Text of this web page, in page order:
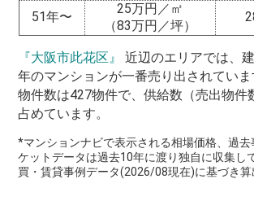
51年〜
25万円／㎡
（83万円／坪）
『大阪市此花区』
近辺のエリアでは、
年のマンションが一番売り出されてい
物件数は427物件で、供給数（売出物件
占めています。
*マンションナビで表示される相場価格、過去
ケットデータは過去10年に渡り独自に収集し
買・賃貸事例データ(2026/08現在)に基づき算